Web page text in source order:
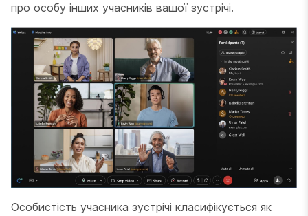
про особу інших учасників вашої зустрічі.
Особистість учасника зустрічі класифікується як